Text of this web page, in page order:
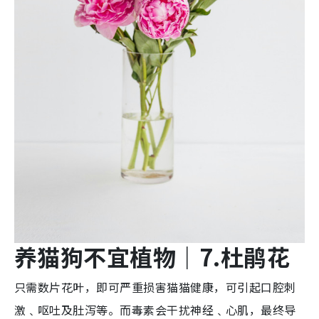
养猫狗不宜植物 ｜7.杜鹃花
只需数片花叶，即可严重损害猫猫健康，可引起口腔刺
激﹑呕吐及肚泻等。而毒素会干扰神经﹑心肌，最终导